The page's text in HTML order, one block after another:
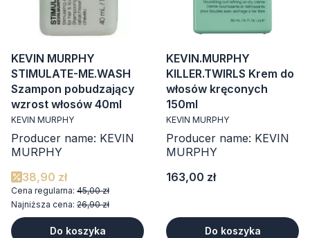
KEVIN MURPHY
STIMULATE-ME.WASH
Szampon pobudzający
wzrost włosów 40ml
KEVIN MURPHY
Producer name: KEVIN
MURPHY
38,90 zł
Cena regularna: 45,00 zł
Najniższa cena: 26,90 zł
Do koszyka
KEVIN.MURPHY
KILLER.TWIRLS Krem do
włosów kręconych
150ml
KEVIN MURPHY
Producer name: KEVIN
MURPHY
Cena
163,00 zł
Do koszyka